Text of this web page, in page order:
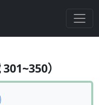
介或銷售投
）